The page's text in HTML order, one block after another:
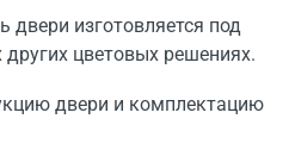
изготовляется под
цветовых решениях.
двери и комплектацию